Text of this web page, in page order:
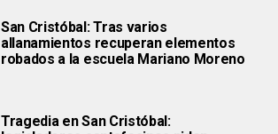
San Cristóbal: Tras varios
allanamientos recuperan elementos
robados a la escuela Mariano Moreno
Tragedia en San Cristóbal: